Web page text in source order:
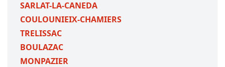
SARLAT-LA-CANEDA
COULOUNIEIX-CHAMIERS
TRELISSAC
BOULAZAC
MONPAZIER